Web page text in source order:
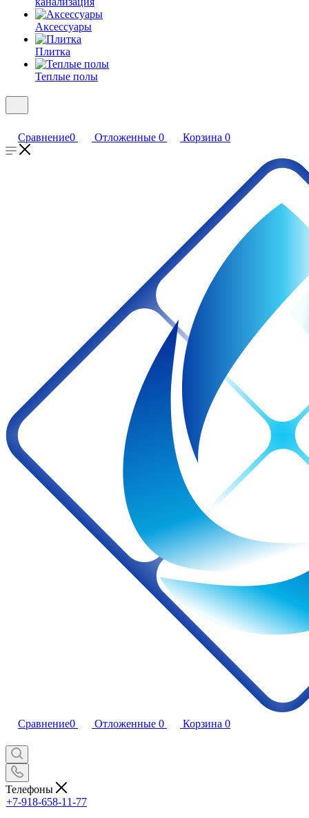
Аксессуары
Плитка
Теплые полы
Сравнение0 Отложенные 0 Корзина 0
Сравнение0 Отложенные 0 Корзина 0
Телефоны
+7-918-658-11-77